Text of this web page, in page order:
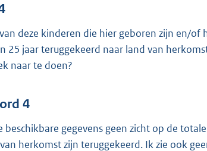
deze kinderen die hier geboren zijn en/
25 jaar teruggekeerd naar land van
naar te doen?
4
beschikbare gegevens geen zicht op de
herkomst zijn teruggekeerd. Ik zie ook